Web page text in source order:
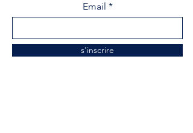
Email
s'inscrire